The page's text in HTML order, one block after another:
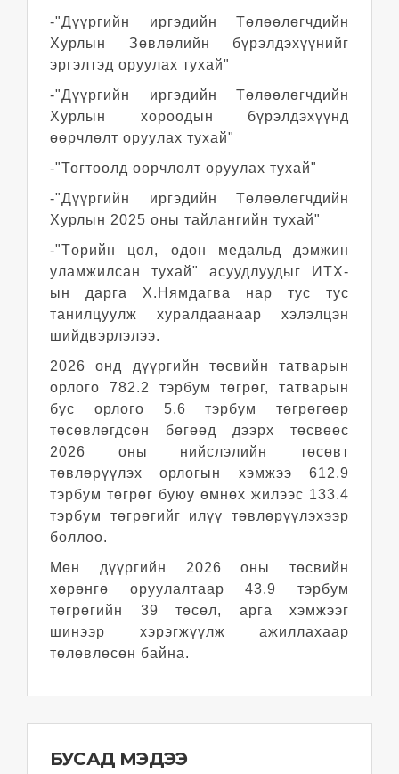
-"Дүүргийн иргэдийн Төлөөлөгчдийн
Хурлын Зөвлөлийн бүрэлдэхүүнийг
эргэлтэд оруулах тухай"
-"Дүүргийн иргэдийн Төлөөлөгчдийн
Хурлын хороодын бүрэлдэхүүнд
өөрчлөлт оруулах тухай"
-"Тогтоолд өөрчлөлт оруулах тухай"
-"Дүүргийн иргэдийн Төлөөлөгчдийн
Хурлын 2025 оны тайлангийн тухай"
-"Төрийн цол, одон медальд дэмжин
уламжилсан тухай" асуудлуудыг ИТХ-
ын дарга Х.Нямдагва нар тус тус
танилцуулж хуралдаанаар хэлэлцэн
шийдвэрлэлээ.
2026 онд дүүргийн төсвийн татварын
орлого 782.2 тэрбум төгрөг, татварын
бус орлого 5.6 тэрбум төгрөгөөр
төсөвлөгдсөн бөгөөд дээрх төсвөөс
2026 оны нийслэлийн төсөвт
төвлөрүүлэх орлогын хэмжээ 612.9
тэрбум төгрөг буюу өмнөх жилээс 133.4
тэрбум төгрөгийг илүү төвлөрүүлэхээр
боллоо.
Мөн дүүргийн 2026 оны төсвийн
хөрөнгө оруулалтаар 43.9 тэрбум
төгрөгийн 39 төсөл, арга хэмжээг
шинээр хэрэгжүүлж ажиллахаар
төлөвлөсөн байна.
БУСАД МЭДЭЭ